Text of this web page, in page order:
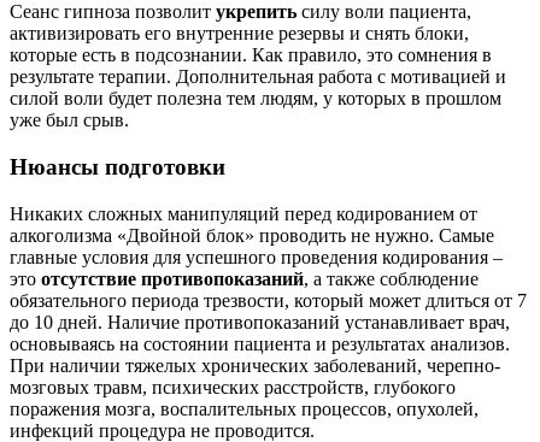
Сеанс гипноза позволит укрепить силу воли пациента,
активизировать его внутренние резервы и снять блоки,
которые есть в подсознании. Как правило, это сомнения в
результате терапии. Дополнительная работа с мотивацией и
силой воли будет полезна тем людям, у которых в прошлом
уже был срыв.
Нюансы подготовки
Никаких сложных манипуляций перед кодированием от
алкоголизма «Двойной блок» проводить не нужно. Самые
главные условия для успешного проведения кодирования –
это отсутствие противопоказаний, а также соблюдение
обязательного периода трезвости, который может длиться от 7
до 10 дней. Наличие противопоказаний устанавливает врач,
основываясь на состоянии пациента и результатах анализов.
При наличии тяжелых хронических заболеваний, черепно-
мозговых травм, психических расстройств, глубокого
поражения мозга, воспалительных процессов, опухолей,
инфекций процедура не проводится.